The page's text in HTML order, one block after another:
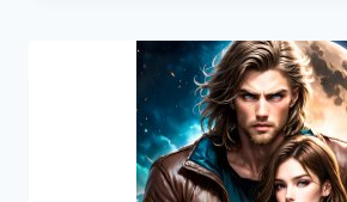
ЛИСОВСКАЯ